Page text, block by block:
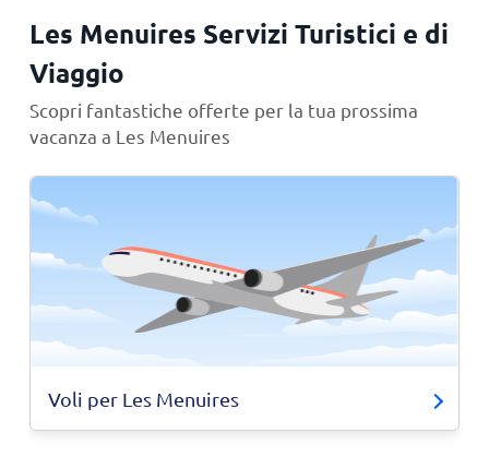
Les Menuires Servizi Turistici e di
Viaggio
Scopri fantastiche offerte per la tua prossima
vacanza a Les Menuires
Voli per Les Menuires